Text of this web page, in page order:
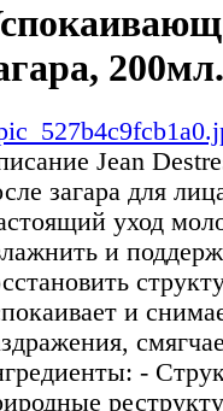
200мл.
Jean
загара для
уход
и
и
-